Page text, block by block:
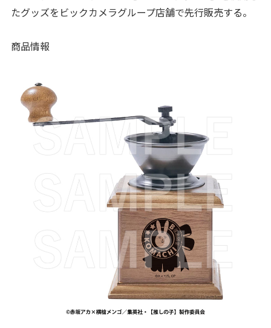
たグッズをビックカメラグループ店舗で先行販売する。
商品情報